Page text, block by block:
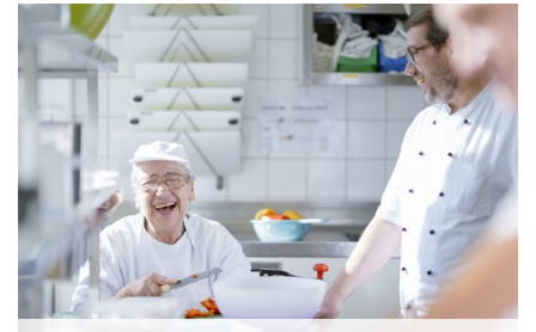
verschiedenste individuelle Angebote und Hilfen.